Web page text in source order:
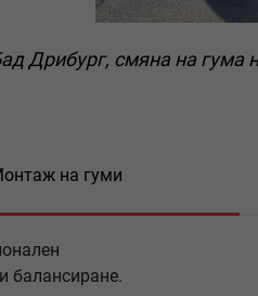
Дрибург, смяна на гума
на гуми
балансиране.